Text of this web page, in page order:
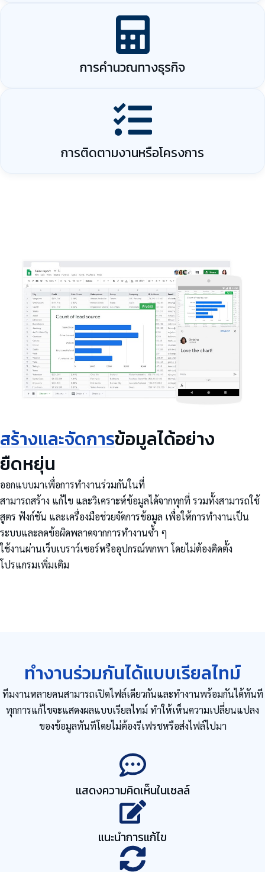
การคำนวณทางธุรกิจ
การติดตามงานหรือโครงการ
สร้างและจัดการข้อมูลได้อย่าง
ยืดหยุ่น
ออกแบบมาเพื่อการทำงานร่วมกันในที่
สามารถสร้าง แก้ไข และวิเคราะห์ข้อมูลได้จากทุกที่ รวมทั้งสามารถใช้
สูตร ฟังก์ชัน และเครื่องมือช่วยจัดการข้อมูล เพื่อให้การทำงานเป็น
ระบบและลดข้อผิดพลาดจากการทำงานซ้ำ ๆ
ใช้งานผ่านเว็บเบราว์เซอร์หรืออุปกรณ์พกพา โดยไม่ต้องติดตั้ง
โปรแกรมเพิ่มเติม
ทำงานร่วมกันได้แบบเรียลไทม์
ทีมงานหลายคนสามารถเปิดไฟล์เดียวกันและทำงานพร้อมกันได้ทันที
ทุกการแก้ไขจะแสดงผลแบบเรียลไทม์ ทำให้เห็นความเปลี่ยนแปลง
ของข้อมูลทันทีโดยไม่ต้องรีเฟรชหรือส่งไฟล์ไปมา
แสดงความคิดเห็นในเซลล์
แนะนำการแก้ไข